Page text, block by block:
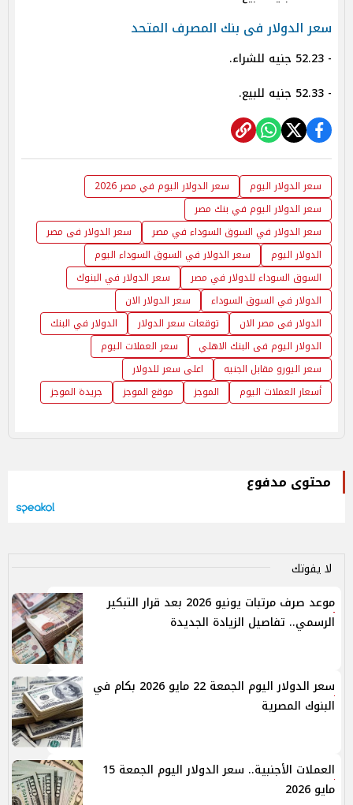
سعر الدولار فى بنك المصرف المتحد
- 52.23 جنيه للشراء.
- 52.33 جنيه للبيع.
سعر الدولار اليوم
سعر الدولار اليوم في مصر 2026
سعر الدولار اليوم في بنك مصر
سعر الدولار في السوق السوداء في مصر
سعر الدولار فى مصر
الدولار اليوم
سعر الدولار في السوق السوداء اليوم
السوق السوداء للدولار في مصر
سعر الدولار في البنوك
الدولار في السوق السوداء
سعر الدولار الان
الدولار فى مصر الان
توقعات سعر الدولار
الدولار في البنك
الدولار اليوم فى البنك الاهلي
سعر العملات اليوم
سعر اليورو مقابل الجنيه
اعلى سعر للدولار
أسعار العملات اليوم
الموجز موقع الموجز جريدة الموجز
محتوى مدفوع
لا يفوتك
موعد صرف مرتبات يونيو 2026 بعد قرار التبكير
الرسمي.. تفاصيل الزيادة الجديدة
سعر الدولار اليوم الجمعة 22 مايو 2026 بكام في
البنوك المصرية
العملات الأجنبية.. سعر الدولار اليوم الجمعة 15
مايو 2026